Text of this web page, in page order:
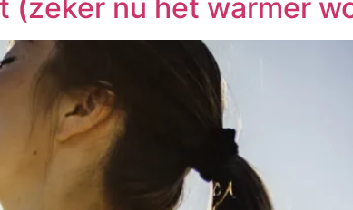
(zeker nu het warmer